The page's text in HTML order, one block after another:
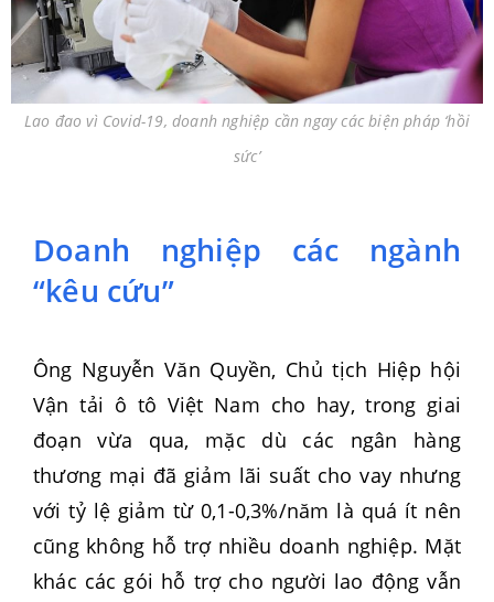
Lao đao vì Covid-19, doanh nghiệp cần ngay các biện pháp ‘hồi
sức’
Doanh nghiệp các ngành
“kêu cứu”
Ông Nguyễn Văn Quyền, Chủ tịch Hiệp hội
Vận tải ô tô Việt Nam cho hay, trong giai
đoạn vừa qua, mặc dù các ngân hàng
thương mại đã giảm lãi suất cho vay nhưng
với tỷ lệ giảm từ 0,1-0,3%/năm là quá ít nên
cũng không hỗ trợ nhiều doanh nghiệp. Mặt
khác các gói hỗ trợ cho người lao động vẫn